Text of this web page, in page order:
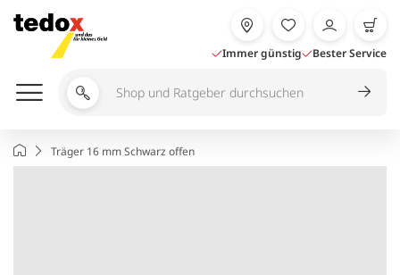
Inhalt
springen
Immer günstig Bester Service
Shop
durchsuchen
StartseiteTräger 16 mm Schwarz offen